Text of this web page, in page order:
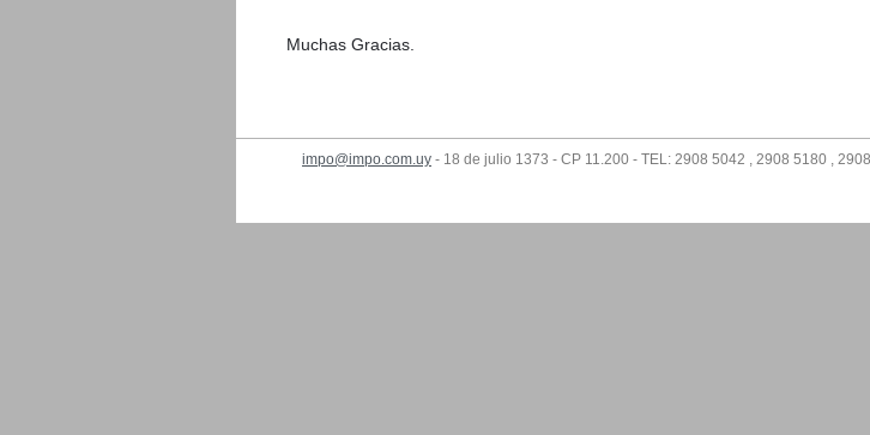
Muchas Gracias.
impo@impo.com.uy - 18 de julio 1373 - CP 11.200 - TEL: 2908 5042 , 2908 5180 ,